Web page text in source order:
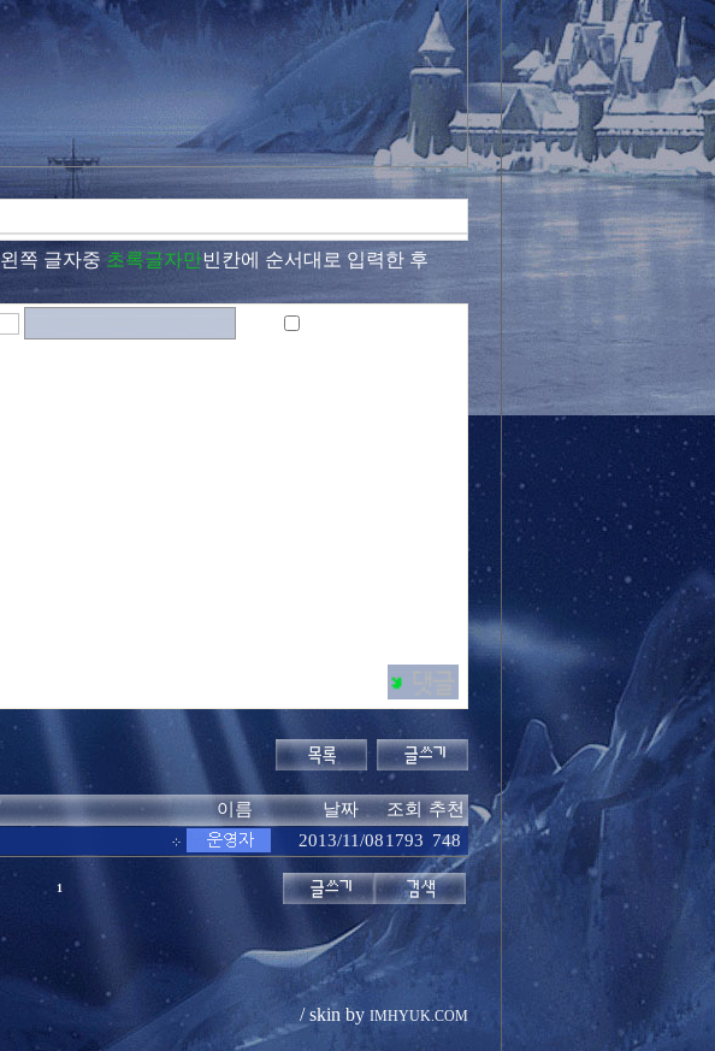
왼쪽 글자중 초록글자만빈칸에 순서대로 입력한 후
이름 날짜 조회 추천
2013/11/081793 748
1
/ skin by IMHYUK.COM